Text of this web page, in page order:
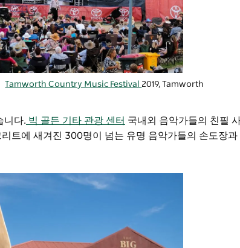
Tamworth Country Music Festival 2019, Tamworth
니다. 빅 골든 기타 관광 센터 국내외 음악가들의 친필
트에 새겨진 300명이 넘는 유명 음악가들의 손도장